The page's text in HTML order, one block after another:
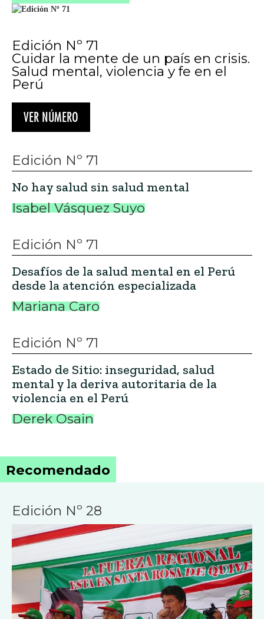
Edición Nº 71
Cuidar la mente de un país en crisis.
Salud mental, violencia y fe en el
Perú
VER NÚMERO
Edición Nº 71
No hay salud sin salud mental
Isabel Vásquez Suyo
Edición Nº 71
Desafíos de la salud mental en el Perú
desde la atención especializada
Mariana Caro
Edición Nº 71
Estado de Sitio: inseguridad, salud
mental y la deriva autoritaria de la
violencia en el Perú
Derek Osain
Recomendado
Edición Nº 28